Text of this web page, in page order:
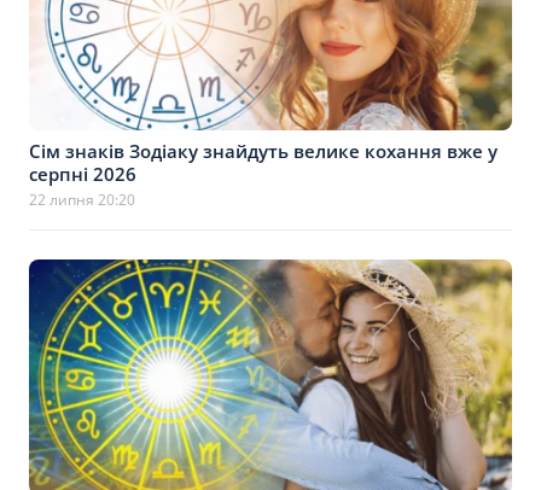
Сім знаків Зодіаку знайдуть велике кохання вже у
серпні 2026
22 липня 20:20